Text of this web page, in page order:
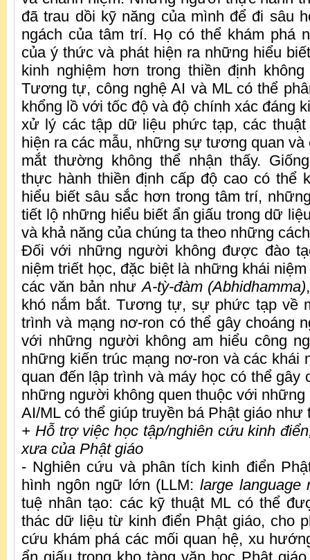
đã trau dồi kỹ năng của mình để đi sâu
ngách của tâm trí. Họ có thể khám phá
của ý thức và phát hiện ra những hiểu
kinh nghiệm hơn trong thiền định
Tương tự, công nghệ AI và ML có thể
khổng lồ với tốc độ và độ chính xác đáng
xử lý các tập dữ liệu phức tạp, các thuật
hiện ra các mẫu, những sự tương quan và
mắt thường không thể nhận thấy.
thực hành thiền định cấp độ cao có thể
hiểu biết sâu sắc hơn trong tâm trí,
tiết lộ những hiểu biết ẩn giấu trong dữ
và khả năng của chúng ta theo những
Đối với những người không được đào
niệm triết học, đặc biệt là những khái
các văn bản nhưA-tỳ-đàm (Abhidhamma)
khó nắm bắt. Tương tự, sự phức tạp về
trình và mạng nơ-ron có thể gây choáng
với những người không am hiểu công
những kiến ​​trúc mạng nơ-ron và các khái
quan đến lập trình và máy học có thể gây
những người không quen thuộc với những
AI/ML có thể giúp truyền bá Phật giáo như
+ Hỗ trợ việc học tập/nghiên cứu kinh
xưa của Phật giáo
- Nghiên cứu và phân tích kinh điển
hình ngôn ngữ lớn (LLM: large language
tuệ nhân tạo: các kỹ thuật ML có thể
thác dữ liệu từ kinh điển Phật giáo, cho
cứu khám phá các mối quan hệ, xu